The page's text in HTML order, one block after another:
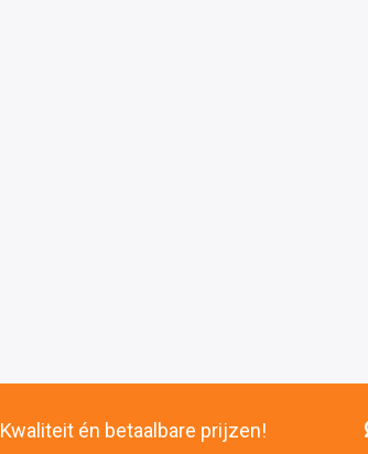
Kwaliteit én betaalbare prijzen!